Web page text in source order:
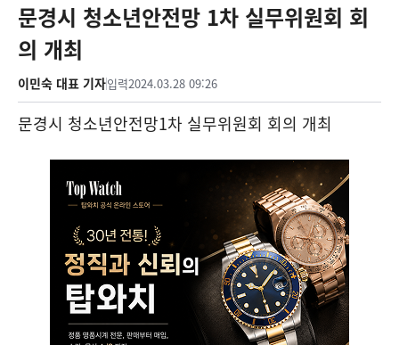
문경시 청소년안전망 1차 실무위원회 회
의 개최
이민숙 대표 기자입력2024.03.28 09:26
문경시 청소년안전망1차 실무위원회 회의 개최